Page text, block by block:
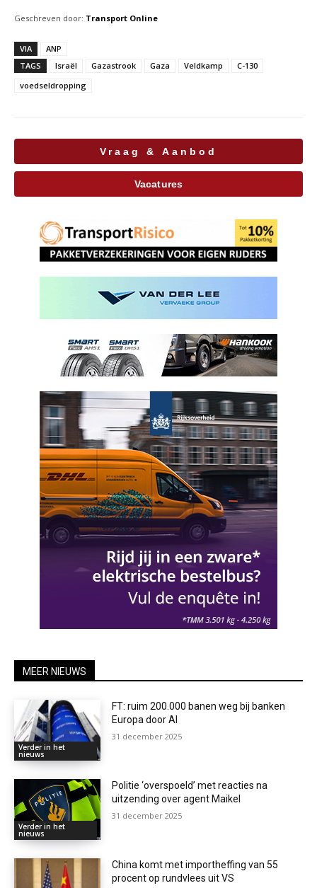
Geschreven door: Transport Online
VIA
ANP
TAGS
Israël Gazastrook Gaza Veldkamp
C-130
voedseldropping
Vraag & Aanbod
Vacatures
MEER NIEUWS
Verder in het
nieuws
FT: ruim 200.000 banen weg bij banken
Europa door AI
31 december 2025
Verder in het
nieuws
Politie ‘overspoeld’ met reacties na
uitzending over agent Maikel
31 december 2025
China komt met importheffing van 55
procent op rundvlees uit VS